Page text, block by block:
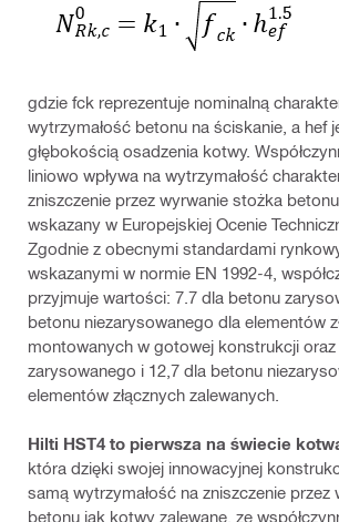
gdzie fck reprezentuje nominalną
wytrzymałość betonu na ściskanie, a hef
głębokością osadzenia kotwy.
liniowo wpływa na wytrzymałość
zniszczenie przez wyrwanie stożka
wskazany w Europejskiej Ocenie
Zgodnie z obecnymi standardami
wskazanymi w normie EN 1992-4,
przyjmuje wartości: 7.7 dla betonu
betonu niezarysowanego dla elementów
montowanych w gotowej konstrukcji
zarysowanego i 12,7 dla betonu
elementów złącznych zalewanych.
Hilti HST4 to pierwsza na świecie
która dzięki swojej innowacyjnej
samą wytrzymałość na zniszczenie przez
betonu jak kotwy zalewane, ze